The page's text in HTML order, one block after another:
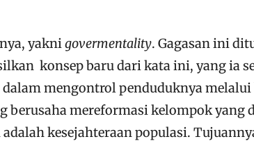
yaknigovermentality. Gagasan ini
konsep baru dari kata ini, yang ia
dalam mengontrol penduduknya
berusaha mereformasi kelompok
kesejahteraan populasi.